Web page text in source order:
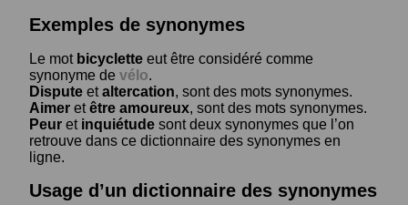
Exemples de synonymes
Le mot bicyclette eut être considéré comme
synonyme de vélo.
Dispute etaltercation, sont des mots synonymes.
Aimer etêtre amoureux, sont des mots synonymes.
Peur et inquiétude sont deux synonymes que l’on
retrouve dans ce dictionnaire des synonymes en
ligne.
Usage d’un dictionnaire des synonymes